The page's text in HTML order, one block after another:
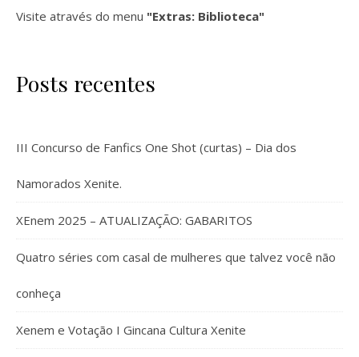
Visite através do menu "Extras: Biblioteca"
Posts recentes
III Concurso de Fanfics One Shot (curtas) – Dia dos
Namorados Xenite.
XEnem 2025 – ATUALIZAÇÃO: GABARITOS
Quatro séries com casal de mulheres que talvez você não
conheça
Xenem e Votação I Gincana Cultura Xenite